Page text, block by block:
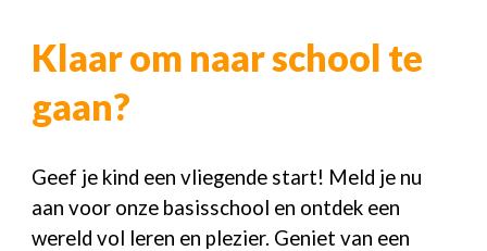
Klaar om naar school te
gaan?
Geef je kind een vliegende start! Meld je nu
aan voor onze basisschool en ontdek een
wereld vol leren en plezier. Geniet van een